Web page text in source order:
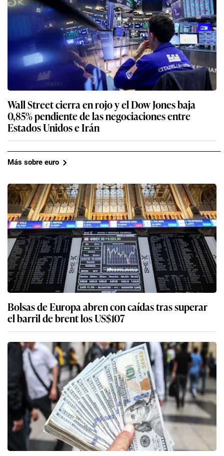
Wall Street cierra en rojo y el Dow Jones baja
0,85% pendiente de las negociaciones entre
Estados Unidos e Irán
Más sobre euro
Bolsas de Europa abren con caídas tras superar
el barril de brent los US$107